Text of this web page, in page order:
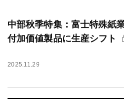
中部秋季特集：富士特殊
付加価値製品に生産シフト
2025.11.29